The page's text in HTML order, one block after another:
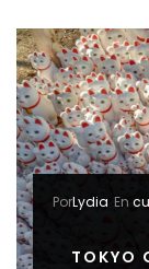
PorLydia En
TOKYO